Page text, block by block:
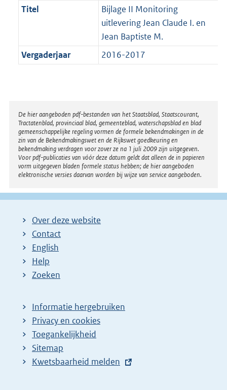
Titel
Bijlage II Monitoring
uitlevering Jean Claude I. en
Jean Baptiste M.
Vergaderjaar
2016-2017
Disclaimer
De hier aangeboden pdf-bestanden van het Staatsblad, Staatscourant,
Tractatenblad, provinciaal blad, gemeenteblad, waterschapsblad en blad
gemeenschappelijke regeling vormen de formele bekendmakingen in de
zin van de Bekendmakingswet en de Rijkswet goedkeuring en
bekendmaking verdragen voor zover ze na 1 juli 2009 zijn uitgegeven.
Voor pdf-publicaties van vóór deze datum geldt dat alleen de in papieren
vorm uitgegeven bladen formele status hebben; de hier aangeboden
elektronische versies daarvan worden bij wijze van service aangeboden.
Over deze website
Contact
English
Help
Zoeken
Informatie hergebruiken
Privacy en cookies
Toegankelijkheid
Sitemap
E
Kwetsbaarheid melden